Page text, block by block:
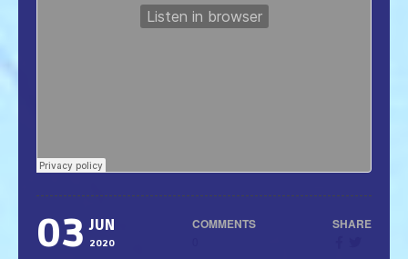
03 JUN
2020
COMMENTS SHARE